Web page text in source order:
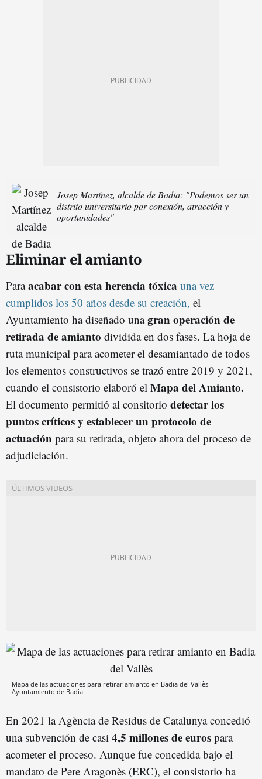
Josep Martínez, alcalde de Badia: "Podemos ser un
distrito universitario por conexión, atracción y
oportunidades"
Eliminar el amianto
Paraacabar con esta herencia tóxica una vez
cumplidos los 50 años desde su creación, el
Ayuntamiento ha diseñado unagran operación de
retirada de amianto dividida en dos fases. La hoja de
ruta municipal para acometer el desamiantado de todos
los elementos constructivos se trazó entre 2019 y 2021,
cuando el consistorio elaboró el Mapa del Amianto.
El documento permitió al consitorio detectar los
puntos críticos y establecer un protocolo de
actuación para su retirada, objeto ahora del proceso de
adjudiciación.
Mapa de las actuaciones para retirar amianto en Badia del Vallès
Ayuntamiento de Badia
En 2021 la Agència de Residus de Catalunya concedió
una subvención de casi 4,5 millones de euros para
acometer el proceso. Aunque fue concedida bajo el
mandato de Pere Aragonès (ERC), el consistorio ha